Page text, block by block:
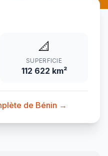
📐
SUPERFICIE
112 622 km²
de Bénin →